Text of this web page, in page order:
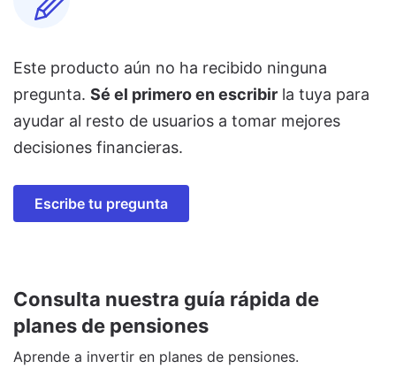
Este producto aún no ha recibido ninguna
pregunta. Sé el primero en escribir la tuya para
ayudar al resto de usuarios a tomar mejores
decisiones financieras.
Escribe tu pregunta
Consulta nuestra guía rápida de
planes de pensiones
Aprende a invertir en planes de pensiones.